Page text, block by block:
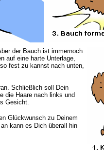
der Bauch ist immernoch
auf eine harte Unterlage,
fest zu kannst nach unten,
Schließlich soll Dein
die Haare nach links und
Gesicht.
Glückwunsch zu Deinem
kann es Dich überall hin